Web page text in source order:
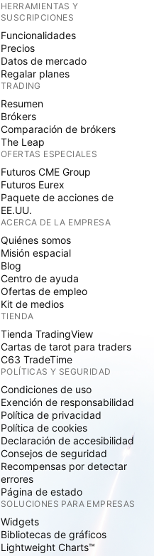
HERRAMIENTAS Y
SUSCRIPCIONES
Funcionalidades
Precios
Datos de mercado
Regalar planes
TRADING
Resumen
Brókers
Comparación de brókers
The Leap
OFERTAS ESPECIALES
Futuros CME Group
Futuros Eurex
Paquete de acciones de
EE.UU.
ACERCA DE LA EMPRESA
Quiénes somos
Misión espacial
Blog
Centro de ayuda
Ofertas de empleo
Kit de medios
TIENDA
Tienda TradingView
Cartas de tarot para traders
C63 TradeTime
POLÍTICAS Y SEGURIDAD
Condiciones de uso
Exención de responsabilidad
Política de privacidad
Política de cookies
Declaración de accesibilidad
Consejos de seguridad
Recompensas por detectar
errores
Página de estado
SOLUCIONES PARA EMPRESAS
Widgets
Bibliotecas de gráficos
Lightweight Charts™